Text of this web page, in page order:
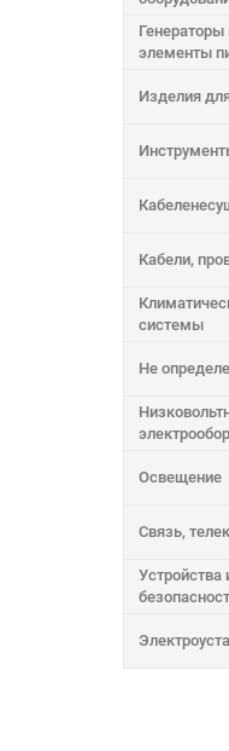
Генераторы
элементы
Изделия
Кабели,
системы
Не
Освещение
Связь,
Устройства